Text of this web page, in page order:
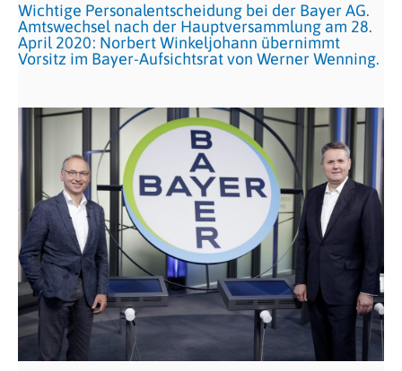
Wichtige Personalentscheidung bei der Bayer AG.
Amtswechsel nach der Hauptversammlung am 28.
April 2020: Norbert Winkeljohann übernimmt
Vorsitz im Bayer-Aufsichtsrat von Werner Wenning.